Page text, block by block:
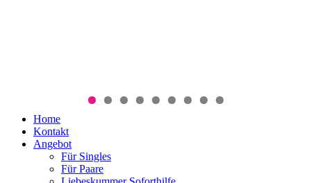
Zum
Inhalt
springen
PaarText
Coaching
Menü
Home
Kontakt
Angebot
Für Singles
Für Paare